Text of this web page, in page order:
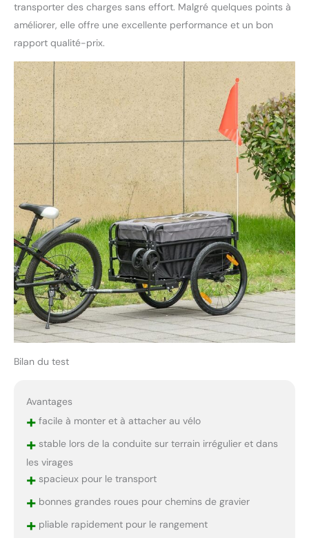
transporter des charges sans effort. Malgré quelques points à
améliorer, elle offre une excellente performance et un bon
rapport qualité-prix.
Bilan du test
Avantages
+facile à monter et à attacher au vélo
+stable lors de la conduite sur terrain irrégulier et dans
les virages
+spacieux pour le transport
+bonnes grandes roues pour chemins de gravier
+pliable rapidement pour le rangement